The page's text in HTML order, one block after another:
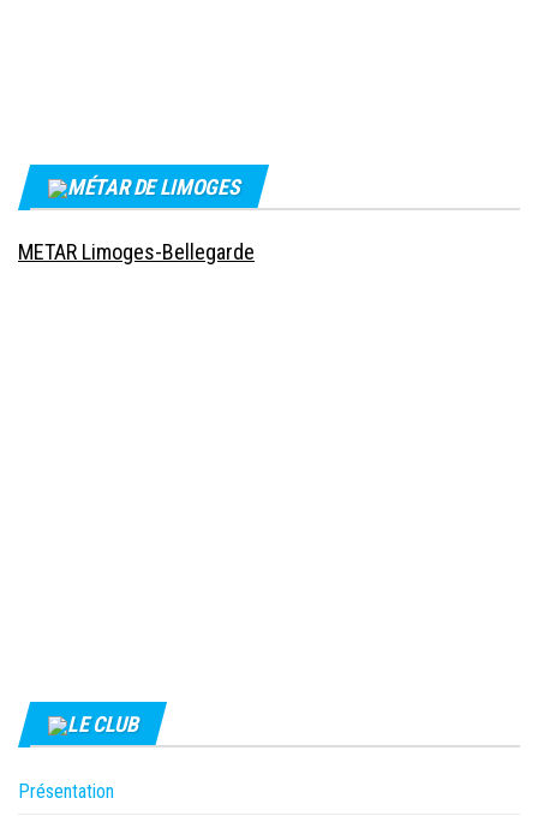
MÉTAR DE LIMOGES
METAR Limoges-Bellegarde
LE CLUB
Présentation